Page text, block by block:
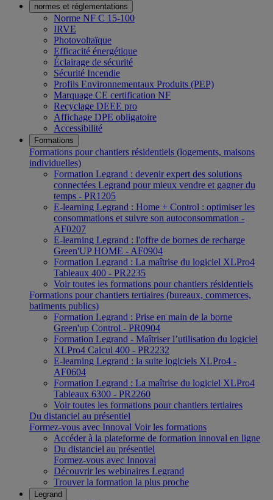
normes et réglementations
Norme NF C 15-100
IRVE
Photovoltaïque
Efficacité énergétique
Éclairage de sécurité
Sécurité Incendie
Profils Environnementaux Produits (PEP)
Marquage CE certification NF
Recyclage DEEE pro
Affichage DPE obligatoire
Accessibilité
Formations
Formations pour chantiers résidentiels (logements, maisons
individuelles)
Formation Legrand : devenir expert des solutions
connectées Legrand pour mieux vendre et gagner du
temps - PR1205
E-learning Legrand : Home + Control : optimiser les
consommations et suivre son autoconsommation -
AF0207
E-learning Legrand : l'offre de bornes de recharge
Green'UP HOME - AF0904
Formation Legrand : La maîtrise du logiciel XLPro4
Tableaux 400 - PR2235
Voir toutes les formations pour chantiers résidentiels
Formations pour chantiers tertiaires (bureaux, commerces,
batiments publics)
Formation Legrand : Prise en main de la borne
Green'up Control - PR0904
Formation Legrand - Maîtriser l’utilisation du logiciel
XLPro4 Calcul 400 - PR2232
E-learning Legrand : la suite logiciels XLPro4 -
AF0604
Formation Legrand : La maîtrise du logiciel XLPro4
Tableaux 6300 - PR2260
Voir toutes les formations pour chantiers tertiaires
Du distanciel au présentiel
Formez-vous avec Innoval Voir les formations
Accéder à la plateforme de formation innoval en ligne
Du distanciel au présentiel
Formez-vous avec Innoval
Découvrir les webinaires Legrand
Trouver la formation la plus proche
Legrand